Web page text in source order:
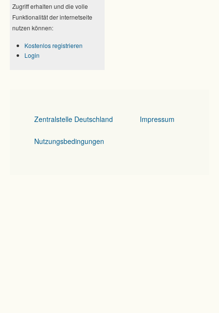
Zugriff erhalten und die volle
Funktionalität der internetseite
nutzen können:
Kostenlos registrieren
Login
Zentralstelle Deutschland Impressum
Nutzungsbedingungen